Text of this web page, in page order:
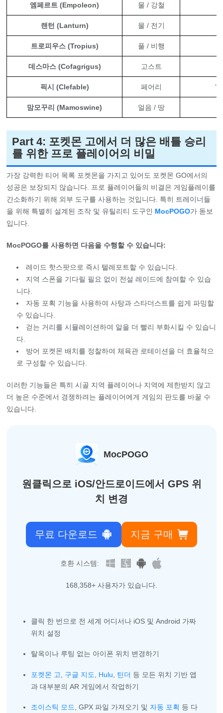
엠페르트 (Empoleon) 물 / 강철
랜턴 (Lanturn) 물 / 전기
트로피우스 (Tropius) 풀 / 비행
데스마스 (Cofagrigus) 고스트
픽시 (Clefable) 페어리 ‘
맘모꾸리 (Mamoswine) 얼음 / 땅
Part 4: 포켓몬 고에서 더 많은 배틀 승리
를 위한 프로 플레이어의 비밀
가장 강력한 티어 목록 포켓몬을 가지고 있어도 포켓몬 GO에서의
성공은 보장되지 않습니다. 프로 플레이어들의 비결은 게임플레이를
간소화하기 위해 외부 도구를 사용하는 것입니다. 특히 트레이너들
을 위해 특별히 설계된 조작 및 유틸리티 도구인 MocPOGO가 돋보
입니다.
MocPOGO를 사용하면 다음을 수행할 수 있습니다:
레이드 핫스팟으로 즉시 텔레포트할 수 있습니다.
지역 스폰을 기다릴 필요 없이 전설 레이드에 참여할 수 있습
니다.
자동 포획 기능을 사용하여 사탕과 스타더스트를 쉽게 파밍할
수 있습니다.
걷는 거리를 시뮬레이션하여 알을 더 빨리 부화시킬 수 있습니
다.
방어 포켓몬 배치를 정찰하여 체육관 로테이션을 더 효율적으
로 구성할 수 있습니다.
이러한 기능들은 특히 시골 지역 플레이어나 지역에 제한받지 않고
더 높은 수준에서 경쟁하려는 플레이어에게 게임의 판도를 바꿀 수
있습니다.
MocPOGO
원클릭으로 iOS/안드로이드에서 GPS 위
치 변경
무료 다운로드 지금 구매
호환 시스템:
168,360+ 사용자가 있습니다.
클릭 한 번으로 전 세계 어디서나 iOS 및 Android 가짜
위치 설정
탈옥이나 루팅 없는 아이폰 위치 변경하기
포켓몬 고 구글 지도 Hulu 틴더 등 모든 위치 기반 앱
과 대부분의 AR 게임에서 작업하기
조이스틱 모드 , GPX 파일 가져오기 및 자동 포획 등 다